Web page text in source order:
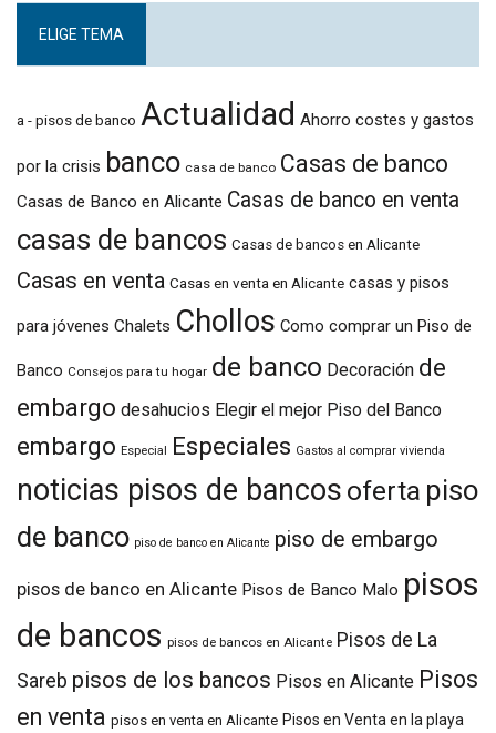
ELIGE TEMA
a - pisos de banco Actualidad Ahorro costes y gastos
por la crisis banco casa de banco Casas de banco
Casas de Banco en Alicante Casas de banco en venta
casas de bancos Casas de bancos en Alicante
Casas en venta Casas en venta en Alicante casas y pisos
para jóvenes Chalets Chollos Como comprar un Piso de
Banco Consejos para tu hogar de banco Decoración de
embargo desahucios Elegir el mejor Piso del Banco
embargo Especial Especiales Gastos al comprar vivienda
noticias pisos de bancos oferta piso
de banco piso de banco en Alicante piso de embargo
pisos de banco en Alicante Pisos de Banco Malo pisos
de bancos pisos de bancos en Alicante Pisos de La
Sareb pisos de los bancos Pisos en Alicante Pisos
en venta pisos en venta en Alicante Pisos en Venta en la playa